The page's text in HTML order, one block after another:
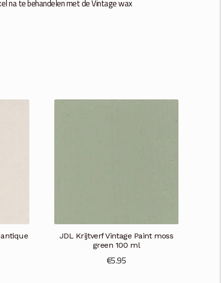
na te behandelen met de Vintage wax
JDL Krijtverf Vintage Paint moss
green 100 ml
€5.95